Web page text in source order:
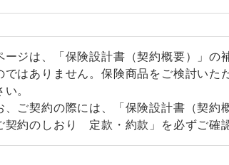
ージは、「保険設計書（契約概要）」
ではありません。保険商品をご検討い
い。
、ご契約の際には、「保険設計書（契
契約のしおり 定款・約款」を必ずご確